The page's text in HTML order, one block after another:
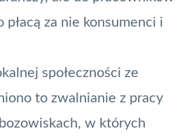
za nie konsumenci i
społeczności ze
to zwalnianie z pracy
w których